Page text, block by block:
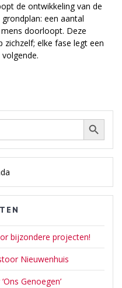
de ontwikkeling van de
een aantal
doorloopt. Deze
elke fase legt een
Zoekknop
bijzondere projecten!
Nieuwenhuis
Genoegen’